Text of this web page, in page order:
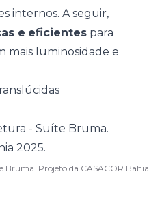
internos. A seguir,
e eficientes para
mais luminosidade e
Bruma. Projeto da CASACOR Bahia